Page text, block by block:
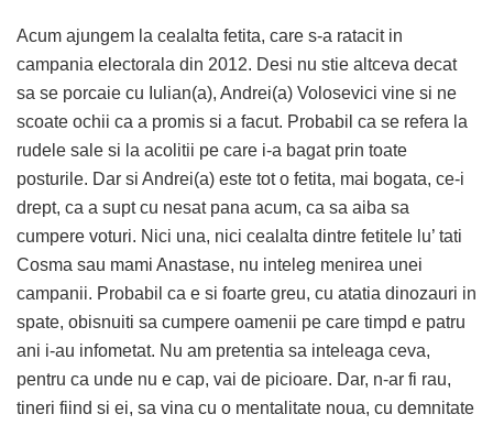
Acum ajungem la cealalta fetita, care s-a ratacit in
campania electorala din 2012. Desi nu stie altceva decat
sa se porcaie cu Iulian(a), Andrei(a) Volosevici vine si ne
scoate ochii ca a promis si a facut. Probabil ca se refera la
rudele sale si la acolitii pe care i-a bagat prin toate
posturile. Dar si Andrei(a) este tot o fetita, mai bogata, ce-i
drept, ca a supt cu nesat pana acum, ca sa aiba sa
cumpere voturi. Nici una, nici cealalta dintre fetitele lu’ tati
Cosma sau mami Anastase, nu inteleg menirea unei
campanii. Probabil ca e si foarte greu, cu atatia dinozauri in
spate, obisnuiti sa cumpere oamenii pe care timpd e patru
ani i-au infometat. Nu am pretentia sa inteleaga ceva,
pentru ca unde nu e cap, vai de picioare. Dar, n-ar fi rau,
tineri fiind si ei, sa vina cu o mentalitate noua, cu demnitate